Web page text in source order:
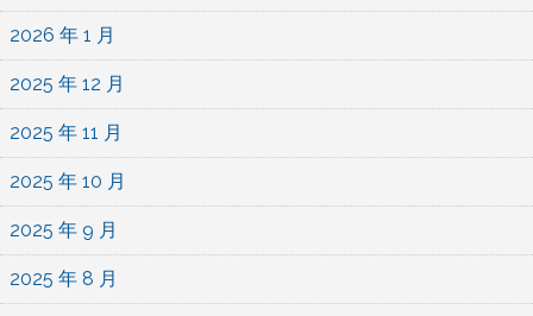
2026 年 1 月
2025 年 12 月
2025 年 11 月
2025 年 10 月
2025 年 9 月
2025 年 8 月